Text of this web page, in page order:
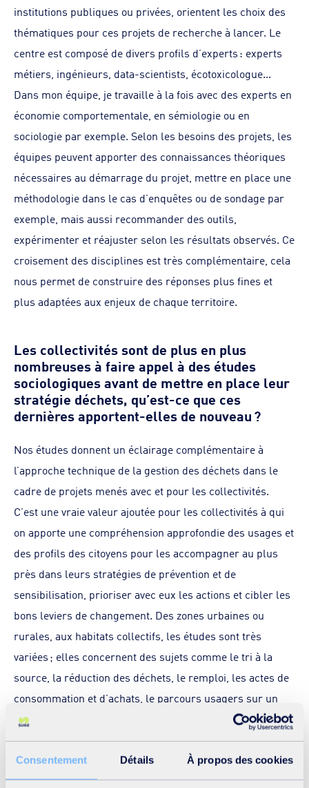
Consentement Détails À propos des cookies
institutions publiques ou privées, orientent les choix des
thématiques pour ces projets de recherche à lancer. Le
centre est composé de divers profils d’experts : experts
métiers, ingénieurs, data-scientists, écotoxicologue...
Dans mon équipe, je travaille à la fois avec des experts en
économie comportementale, en sémiologie ou en
sociologie par exemple. Selon les besoins des projets, les
équipes peuvent apporter des connaissances théoriques
nécessaires au démarrage du projet, mettre en place une
méthodologie dans le cas d’enquêtes ou de sondage par
exemple, mais aussi recommander des outils,
expérimenter et réajuster selon les résultats observés. Ce
croisement des disciplines est très complémentaire, cela
nous permet de construire des réponses plus fines et
plus adaptées aux enjeux de chaque territoire.
Les collectivités sont de plus en plus
nombreuses à faire appel à des études
sociologiques avant de mettre en place leur
stratégie déchets, qu’est-ce que ces
dernières apportent-elles de nouveau ?
Nos études donnent un éclairage complémentaire à
l’approche technique de la gestion des déchets dans le
cadre de projets menés avec et pour les collectivités.
C’est une vraie valeur ajoutée pour les collectivités à qui
on apporte une compréhension approfondie des usages et
des profils des citoyens pour les accompagner au plus
près dans leurs stratégies de prévention et de
sensibilisation, prioriser avec eux les actions et cibler les
bons leviers de changement. Des zones urbaines ou
rurales, aux habitats collectifs, les études sont très
variées ; elles concernent des sujets comme le tri à la
source, la réduction des déchets, le remploi, les actes de
consommation et d’achats, le parcours usagers sur un
site, les incivilités, les dépôts sauvages ou encore
l’acceptabilité des riverains vis-à-vis d’un projet de
construction d’un site par exemple.